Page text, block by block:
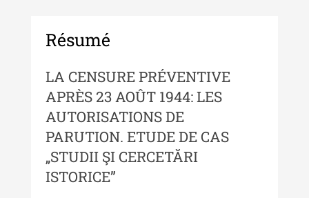
de Istorie a Moldovei
Muzeului de Istorie a Moldovei -
XXIV / 2018
Buletinul ”Ioan Neculce” al
Muzeului de Istorie a Moldovei -
XXIII / 2017
Buletinul ”Ioan Neculce” al
Résumé
LA CENSURE PRÉVENTIVE
APRÈS 23 AOÛT 1944: LES
AUTORISATIONS DE
PARUTION. ETUDE DE CAS
„STUDII ŞI CERCETĂRI
ISTORICE”